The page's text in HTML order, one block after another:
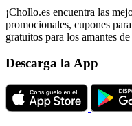
¡Chollo.es encuentra las
promocionales, cupones
gratuitos para los amantes
Descarga la App